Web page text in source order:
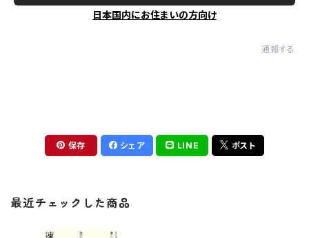
日本国内にお住まいの方向け
通報する
保存 シェア LINE ポスト
最近チェックした商品